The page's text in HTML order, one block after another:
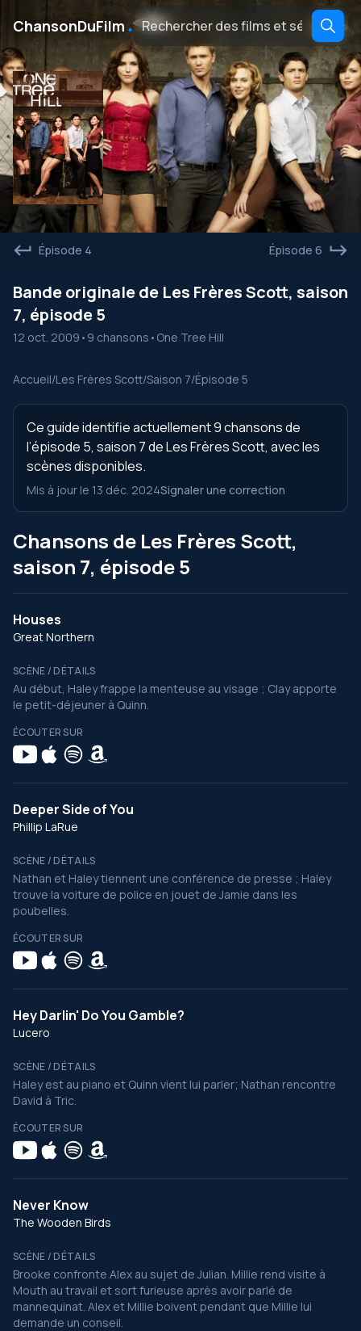
ChansonDuFilm ․
Épisode 4 Épisode 6
Bande originale de Les Frères Scott, saison
7, épisode 5
12 oct. 2009 • 9 chansons • One Tree Hill
Accueil/Les Frères Scott/Saison 7/Épisode 5
Ce guide identifie actuellement 9 chansons de
l’épisode 5, saison 7 de Les Frères Scott, avec les
scènes disponibles.
Mis à jour le 13 déc. 2024Signaler une correction
Chansons de Les Frères Scott,
saison 7, épisode 5
Houses
Great Northern
SCÈNE / DÉTAILS
Au début, Haley frappe la menteuse au visage ; Clay apporte
le petit-déjeuner à Quinn.
ÉCOUTER SUR
Deeper Side of You
Phillip LaRue
SCÈNE / DÉTAILS
Nathan et Haley tiennent une conférence de presse ; Haley
trouve la voiture de police en jouet de Jamie dans les
poubelles.
ÉCOUTER SUR
Hey Darlin' Do You Gamble?
Lucero
SCÈNE / DÉTAILS
Haley est au piano et Quinn vient lui parler; Nathan rencontre
David à Tric.
ÉCOUTER SUR
Never Know
The Wooden Birds
SCÈNE / DÉTAILS
Brooke confronte Alex au sujet de Julian. Millie rend visite à
Mouth au travail et sort furieuse après avoir parlé de
mannequinat. Alex et Millie boivent pendant que Millie lui
demande un conseil.